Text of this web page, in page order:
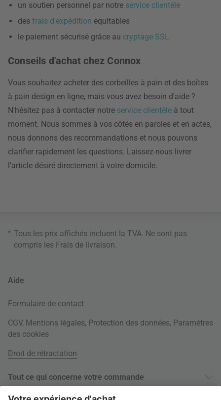
un soutien personnel par notre service clientèle
des frais d'expédition équitables
le paiement sécurisé grâce au cryptage SSL
Conseils d'achat chez Connox
Vous souhaitez acheter des corbeilles à pain et des boîtes
à pain design en ligne, mais vous avez besoin d'aide ?
N'hésitez pas à contacter notre service clientèle à tout
moment. Nous sommes à vos côtés en paroles et en actes,
nous donnons des recommandations et nous pouvons
clarifier rapidement les questions. Laissez-nous livrer
l'article désiré directement à votre domicile.
* Tous les prix affichés incluent la TVA. Ne sont pas
compris les Frais de livraison.
Aide
Formulaire de contact
CGV, Mentions légales, Protection des données, Paramètres
des cookies
Droit de rétractation
Tout ce qui concerne votre commande